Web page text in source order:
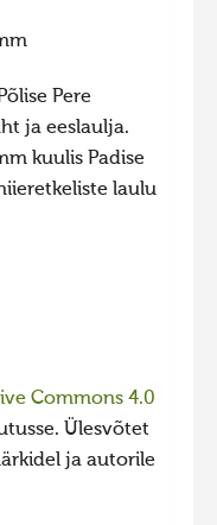
Pere
ja eeslaulja.
kuulis Padise
laulu
Commons 4.0
Ülesvõtet
ja autorile